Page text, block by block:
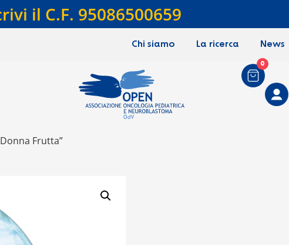
il C.F. 95086500659
Chi siamo La ricerca News
0
Frutta”